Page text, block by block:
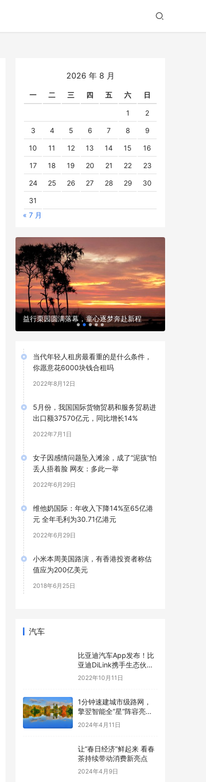
2026 年 8 月
一 二 三 四 五 六 日
1 2
3 4 5 6 7 8 9
10 11 12 13 14 15 16
17 18 19 20 21 22 23
24 25 26 27 28 29 30
31
« 7 月
益行栗园圆满落幕，童心逐梦奔赴新程
当代年轻人租房最看重的是什么条件，
你愿意花6000块钱合租吗
2022年8月12日
5月份，我国国际货物贸易和服务贸易进
出口额37570亿元，同比增长14%
2022年7月1日
女子因感情问题坠入滩涂，成了“泥孩”怕
丢人捂着脸 网友：多此一举
2022年6月29日
维他奶国际：年收入下降14%至65亿港
元 全年毛利为30.71亿港元
2022年6月29日
小米本周美国路演，有香港投资者称估
值应为200亿美元
2018年6月25日
汽车
比亚迪汽车App发布！比
亚迪DiLink携手生态伙伴
打造数字化座舱
2022年10月11日
1分钟速建城市级路网，
擎翌智能全“星”阵容亮相
交博会
2024年4月11日
让“春日经济”鲜起来 看春
茶持续带动消费新亮点
2024年4月9日